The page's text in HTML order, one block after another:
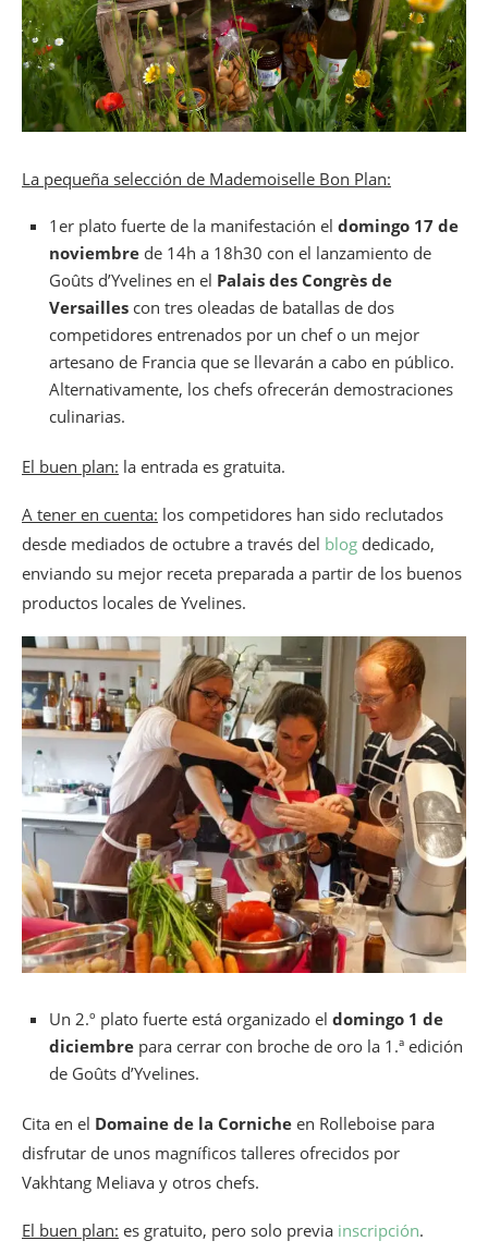
La pequeña selección de Mademoiselle Bon Plan:
1er plato fuerte de la manifestación el domingo 17 de
noviembre de 14h a 18h30 con el lanzamiento de
Goûts d’Yvelines en el Palais des Congrès de
Versailles con tres oleadas de batallas de dos
competidores entrenados por un chef o un mejor
artesano de Francia que se llevarán a cabo en público.
Alternativamente, los chefs ofrecerán demostraciones
culinarias.
El buen plan: la entrada es gratuita.
A tener en cuenta: los competidores han sido reclutados
desde mediados de octubre a través del blog dedicado,
enviando su mejor receta preparada a partir de los buenos
productos locales de Yvelines.
Un 2.º plato fuerte está organizado el domingo 1 de
diciembre para cerrar con broche de oro la 1.ª edición
de Goûts d’Yvelines.
Cita en el Domaine de la Corniche en Rolleboise para
disfrutar de unos magníficos talleres ofrecidos por
Vakhtang Meliava y otros chefs.
El buen plan: es gratuito, pero solo previa inscripción.